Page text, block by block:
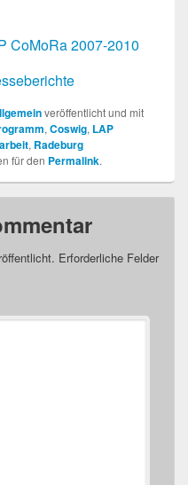
CoMoRa 2007-2010
veröffentlicht und mit
, Coswig, LAP
, Radeburg
für den Permalink.
Erforderliche Felder